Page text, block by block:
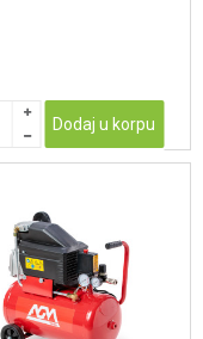
Dodaj u korpu